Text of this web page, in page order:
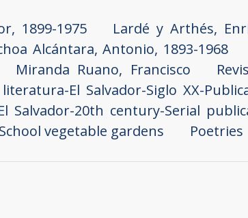
1899-1975 Lardé y Arthés,
Alcántara, Antonio, 1893-1968
Miranda Ruano, Francisco
El Salvador-Siglo XX-
Salvador-20th century-Serial
School vegetable gardens Poetries